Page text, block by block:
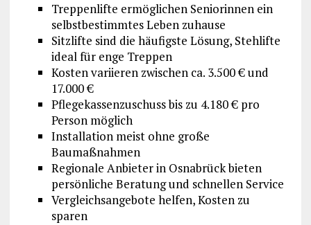
Treppenlifte ermöglichen Seniorinnen ein
selbstbestimmtes Leben zuhause
Sitzlifte sind die häufigste Lösung, Stehlifte
ideal für enge Treppen
Kosten variieren zwischen ca. 3.500 € und
17.000 €
Pflegekassenzuschuss bis zu 4.180 € pro
Person möglich
Installation meist ohne große
Baumaßnahmen
Regionale Anbieter in Osnabrück bieten
persönliche Beratung und schnellen Service
Vergleichsangebote helfen, Kosten zu
sparen